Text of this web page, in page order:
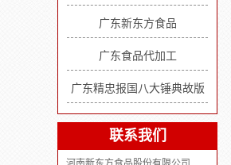
广东新东方食品
广东食品代加工
广东精忠报国八大锤典故版
联系我们